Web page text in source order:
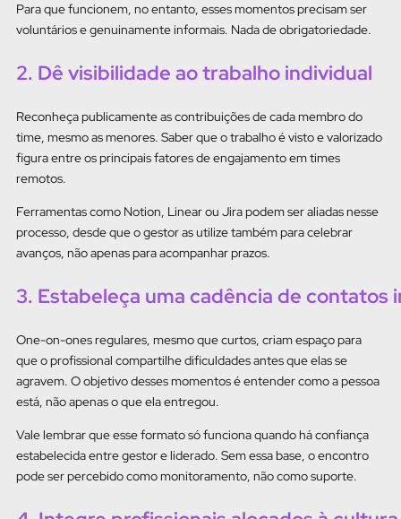
Para que funcionem, no entanto, esses momentos precisam ser
voluntários e genuinamente informais. Nada de obrigatoriedade.
2. Dê visibilidade ao trabalho individual
Reconheça publicamente as contribuições de cada membro do
time, mesmo as menores. Saber que o trabalho é visto e valorizado
figura entre os principais fatores de engajamento em times
remotos.
Ferramentas como Notion, Linear ou Jira podem ser aliadas nesse
processo, desde que o gestor as utilize também para celebrar
avanços, não apenas para acompanhar prazos.
3. Estabeleça uma cadência de contatos
One-on-ones regulares, mesmo que curtos, criam espaço para
que o profissional compartilhe dificuldades antes que elas se
agravem. O objetivo desses momentos é entender como a pessoa
está, não apenas o que ela entregou.
Vale lembrar que esse formato só funciona quando há confiança
estabelecida entre gestor e liderado. Sem essa base, o encontro
pode ser percebido como monitoramento, não como suporte.